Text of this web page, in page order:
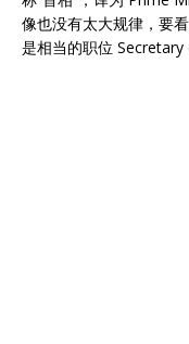
像也没有太大规律，要
是相当的职位 Secretary